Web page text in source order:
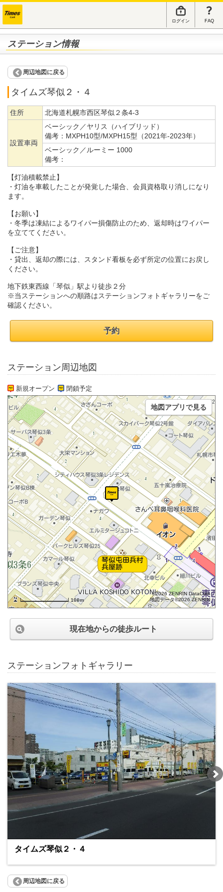
ログイン FAQ
ステーション情報
周辺地図に戻る
タイムズ琴似２・４
住所 北海道札幌市西区琴似２条4-3
設置車両
ベーシック／ヤリス（ハイブリッド）
備考： MXPH10型/MXPH15型（2021年-2023年）
ベーシック／ルーミー 1000
備考：
【灯油積載禁止】
・灯油を車載したことが発覚した場合、会員資格取り消しになり
ます。
【お願い】
・冬季は凍結によるワイパー損傷防止のため、返却時はワイパー
を立ててください。
【ご注意】
・貸出、返却の際には、スタンド看板を必ず所定の位置にお戻し
ください。
地下鉄東西線「琴似」駅より徒歩２分
※当ステーションへの順路はステーションフォトギャラリーをご
確認ください。
予約
ステーション周辺地図
新規オープン 閉鎖予定
100m
©2026 ZENRIN DataCom
地図データ©2026 ZENRIN
地図アプリで見る
現在地からの徒歩ルート
ステーションフォトギャラリー
タイムズ琴似２・４
周辺地図に戻る